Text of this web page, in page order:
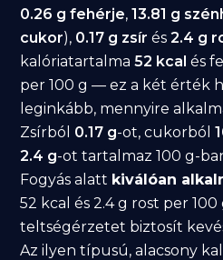
0.26 g fehérje,13.81 g
cukor), 0.17 g zsír és2.4 g
kalóriatartalma52 kcal és
per 100 g — ez a két érték
leginkább, mennyire
Zsírból 0.17 g-ot, cukorból
2.4 g-ot tartalmaz 100 g-
Fogyás alatt kiválóan
52 kcal és 2.4 g rost per 100
teltségérzetet biztosít
Az ilyen típusú, alacsony